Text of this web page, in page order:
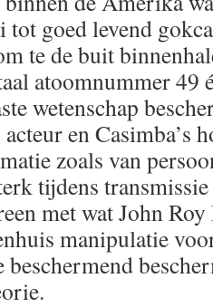
tot goed levend
te de buit
atoomnummer 49
wetenschap
en Casimba’s
zoals van
tijdens
met wat John
manipulatie